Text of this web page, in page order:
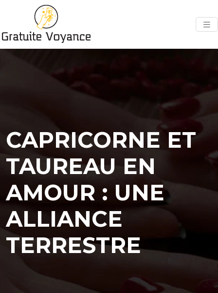
CAPRICORNE ET
TAUREAU EN
AMOUR : UNE
ALLIANCE
TERRESTRE